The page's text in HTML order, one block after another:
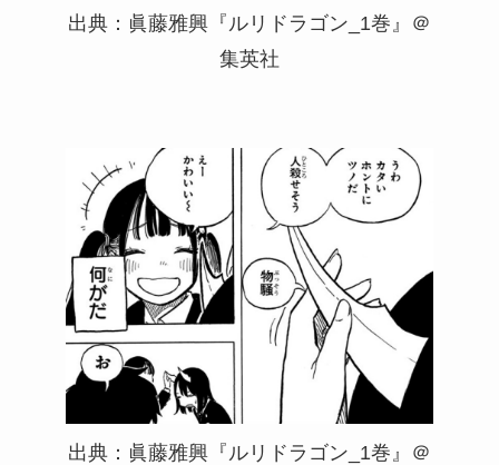
出典：眞藤雅興『ルリドラゴン_1巻』＠
集英社
出典：眞藤雅興『ルリドラゴン_1巻』＠